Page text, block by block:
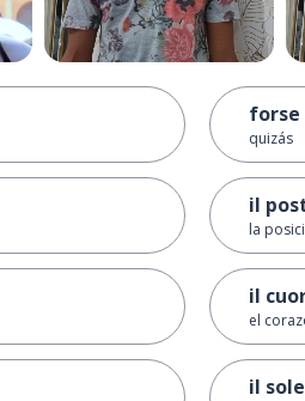
forse
quizás
il
la
il
el
il sole